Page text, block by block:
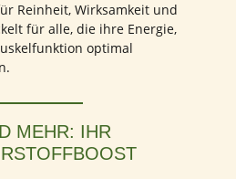
Reinheit, Wirksamkeit und
für alle, die ihre Energie,
optimal
MEHR: IHR